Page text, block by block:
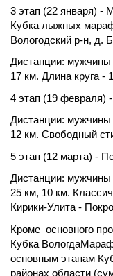
3 этап (22 января) -
Кубка лыжных
Вологодский р-н, д.
Дистанции:
17 км. Длина круга -
4 этап (19 февраля)
Дистанции:
12 км. Свободный
5 этап (12 марта) -
Дистанции:
25 км, 10 км.
Кирики-Улита -
Кроме основного
Кубка
основным этапам
районах области